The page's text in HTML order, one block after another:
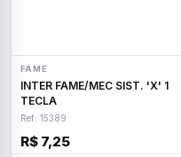
FAME
INTER FAME/MEC SIST. 'X' 1
TECLA
Ref: 15389
R$ 7,25